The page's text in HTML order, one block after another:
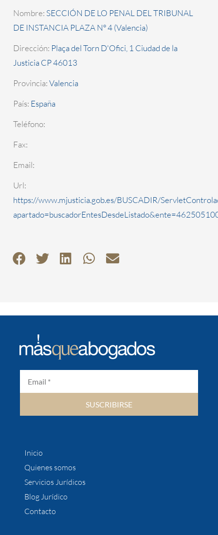
Nombre: SECCIÓN DE LO PENAL DEL TRIBUNAL
DE INSTANCIA PLAZA Nº 4 (Valencia)
Dirección: Plaça del Torn D'Ofici, 1 Ciudad de la
Justicia CP 46013
Provincia:Valencia
País: España
Teléfono:
Fax:
Email:
Url:
https://www.mjusticia.gob.es/BUSCADIR/
SUSCRIBIRSE
Inicio
Quienes somos
Servicios Jurídicos
Blog Jurídico
Contacto